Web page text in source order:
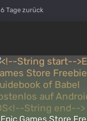
6 Tage zurück
Epic Games Store